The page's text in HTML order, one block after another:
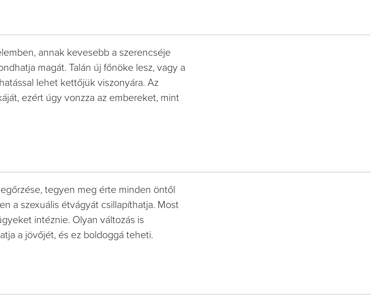
annak kevesebb a szerencséje
magát. Talán új főnöke lesz, vagy a
lehet kettőjük viszonyára. Az
ezért úgy vonzza az embereket, mint
tegyen meg érte minden öntől
a szexuális étvágyát csillapíthatja. Most
intéznie. Olyan változás is
a jövőjét, és ez boldoggá teheti.